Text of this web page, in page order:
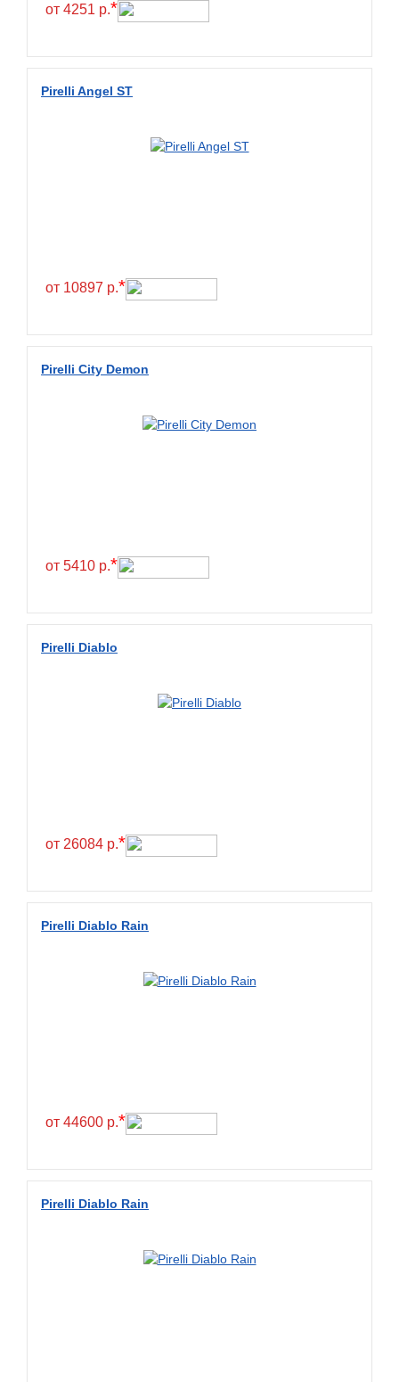
от 4251 р.*
Pirelli Angel ST
от 10897 р.*
Pirelli City Demon
от 5410 р.*
Pirelli Diablo
от 26084 р.*
Pirelli Diablo Rain
от 44600 р.*
Pirelli Diablo Rain